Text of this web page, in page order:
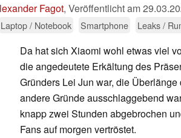
Fagot, Veröffentlicht am
Laptop / Notebook
Smartphone Leaks /
Da hat sich Xiaomi wohl etwas viel
die angedeutete Erkältung des
Gründers Lei Jun war, die
andere Gründe ausschlaggebend
knapp zwei Stunden abgebrochen
Fans auf morgen vertröstet.